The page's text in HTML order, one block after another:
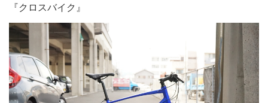
『クロスバイク』